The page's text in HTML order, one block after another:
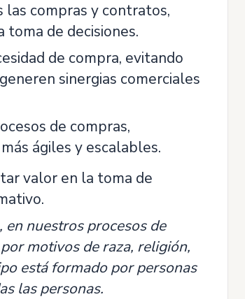
compras y contratos,
de decisiones.
de compra, evitando
sinergias comerciales
de compras,
ágiles y escalables.
valor en la toma de
nuestros procesos de
motivos de raza, religión,
está formado por personas
las personas.